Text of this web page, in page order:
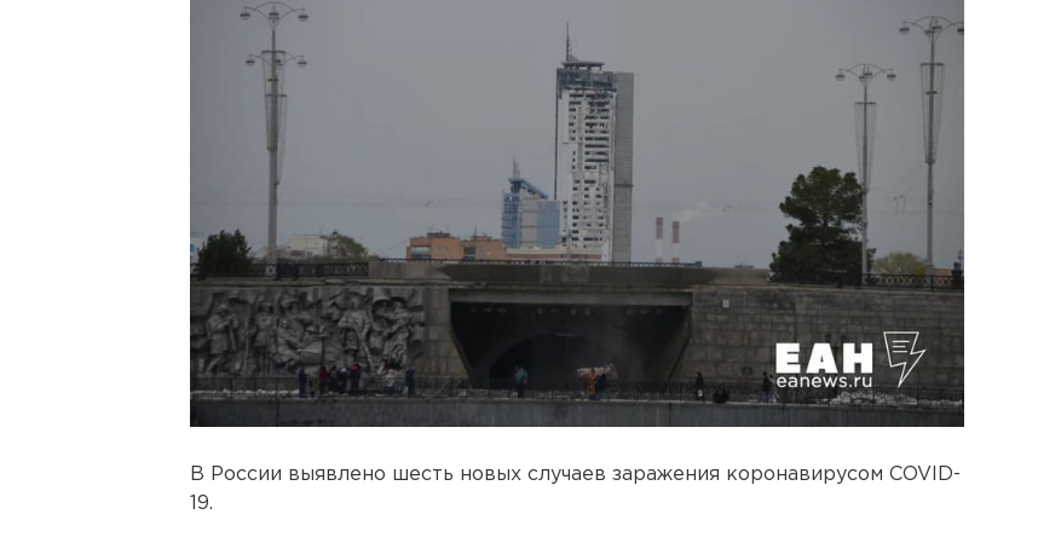
В России выявлено шесть новых случаев заражения коронавирусом COVID-
19.